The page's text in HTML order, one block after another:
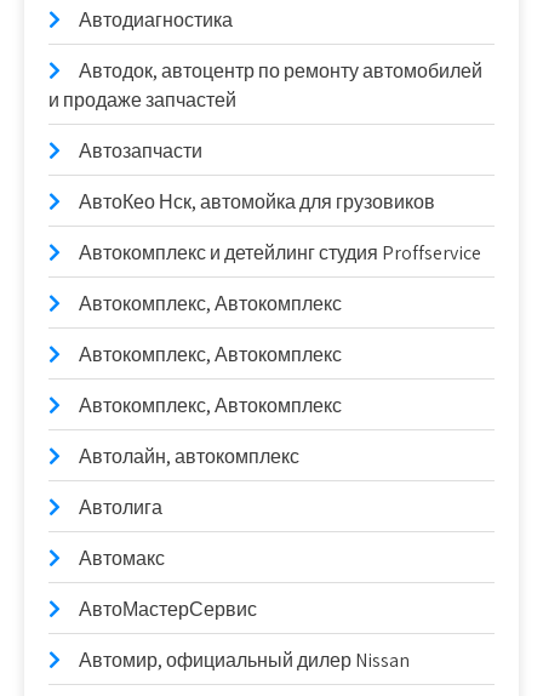
Автодиагностика
Автодок, автоцентр по ремонту автомобилей
и продаже запчастей
Автозапчасти
АвтоКео Нск, автомойка для грузовиков
Автокомплекс и детейлинг студия Proffservice
Автокомплекс, Автокомплекс
Автокомплекс, Автокомплекс
Автокомплекс, Автокомплекс
Автолайн, автокомплекс
Автолига
Автомакс
АвтоМастерСервис
Автомир, официальный дилер Nissan